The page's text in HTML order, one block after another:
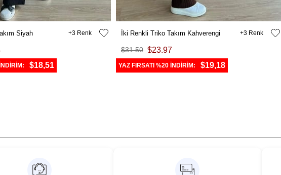
Siyah 3
$18,51
İki Renkli Triko Takım Kahverengi
$23.97
$31.50
3
YAZ FIRSATI %20 İNDİRİM: $19,18